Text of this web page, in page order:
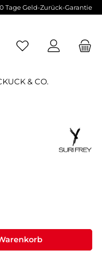
Tage Geld-Zurück-Garantie
& CO.
die Schaltflächen um die